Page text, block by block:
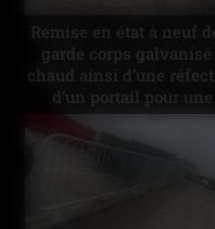
Remise en état à neuf
garde corps galvanisé
chaud ainsi d’une
d’un portail pour une
collectivité